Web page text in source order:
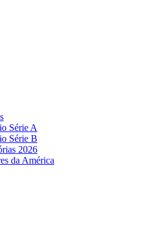
Série A
Série B
2026
da América